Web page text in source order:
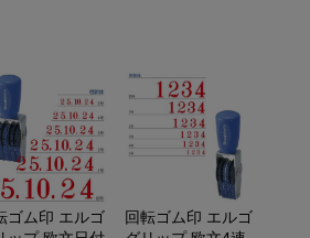
ゴム印 エルゴ
回転ゴム印 エルゴ